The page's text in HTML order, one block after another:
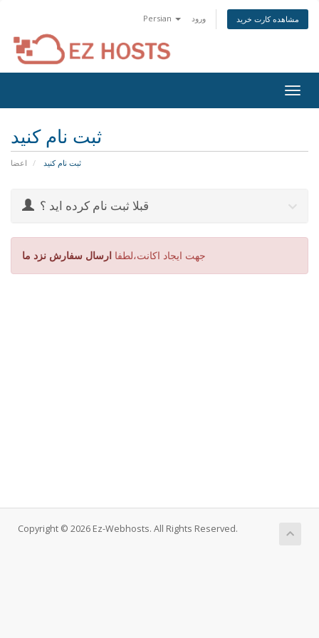
Persian ورود مشاهده کارت خرید
ثبت نام کنید
اعضا ثبت نام کنید
قبلا ثبت نام کرده اید ؟
جهت ایجاد اکانت،لطفا ارسال سفارش نزد ما
Copyright © 2026 Ez-Webhosts. All Rights Reserved.